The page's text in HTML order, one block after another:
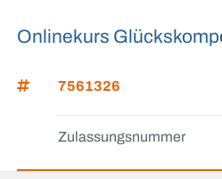
Onlinekurs
7561326
Zulassungsnummer